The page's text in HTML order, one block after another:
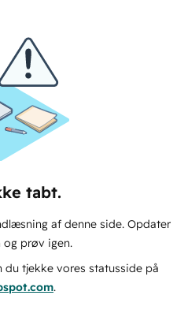
tabt.
af denne side. Opdater
prøv igen.
tjekke vores statusside på
.